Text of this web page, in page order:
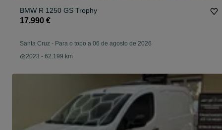
BMW R 1250 GS Trophy
17.990 €
Santa Cruz - Para o topo a 06 de agosto de 2026
2023 - 62.199 km